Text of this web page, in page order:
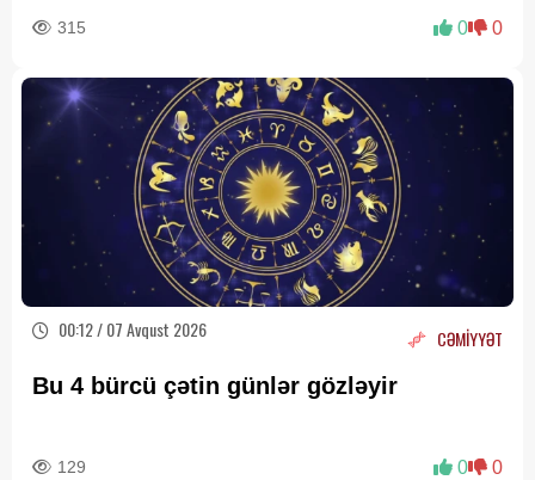
315 0 0
00:12 / 07 Avqust 2026 CƏMİYYƏT
Bu 4 bürcü çətin günlər gözləyir
129 0 0